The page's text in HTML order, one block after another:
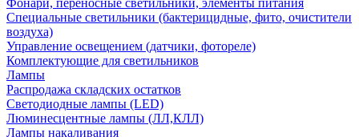
Фонари, переносные светильники, элементы питания
Специальные светильники (бактерицидные, фито, очистители
воздуха)
Управление освещением (датчики, фотореле)
Комплектующие для светильников
Лампы
Распродажа складских остатков
Светодиодные лампы (LED)
Люминесцентные лампы (ЛЛ,КЛЛ)
Лампы накаливания